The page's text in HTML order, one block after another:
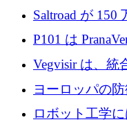
動化するため
Saltroad が 150
フォーム Ogma
P101 は
のファンドに
Vegvisir は、統
を通じて関連
めの資金を調達
ヨーロッパの
ムとなったハッ
ロボット工学